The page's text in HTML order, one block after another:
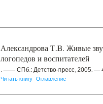
Александрова Т.В. Живые
логопедов и воспитателей
. —— СПб.: Детство-пресс, 2005. —
Читать книгу Оглавление